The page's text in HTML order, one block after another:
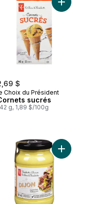
à crêpes et à gaufres
$
Choix du Président
sucrés
g, 1,89 $/100g
Ajouter
de Dijon en grains au
Ajouter